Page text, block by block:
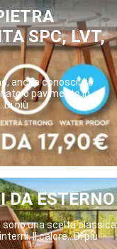
SPC, LVT,
anche conosciuto
o pavimento in
più
DA ESTERNO
sono una scelta classica
Il calore...Di più